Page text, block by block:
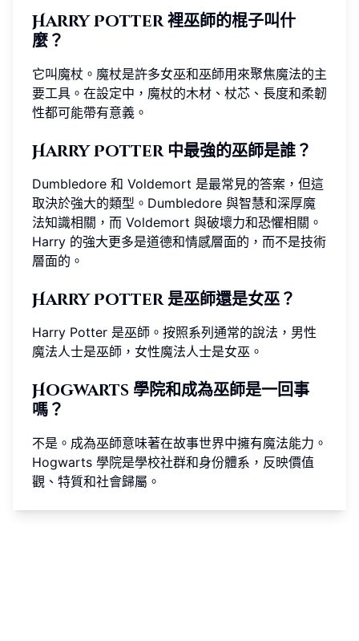
Harry Potter 裡巫師的棍子叫什
麼？
它叫魔杖。魔杖是許多女巫和巫師用來聚焦魔法的主
要工具。在設定中，魔杖的木材、杖芯、長度和柔韌
性都可能帶有意義。
Harry Potter 中最強的巫師是誰？
Dumbledore 和 Voldemort 是最常見的答案，但這
取決於強大的類型。Dumbledore 與智慧和深厚魔
法知識相關，而 Voldemort 與破壞力和恐懼相關。
Harry 的強大更多是道德和情感層面的，而不是技術
層面的。
Harry Potter 是巫師還是女巫？
Harry Potter 是巫師。按照系列通常的說法，男性
魔法人士是巫師，女性魔法人士是女巫。
Hogwarts 學院和成為巫師是一回事
嗎？
不是。成為巫師意味著在故事世界中擁有魔法能力。
Hogwarts 學院是學校社群和身份體系，反映價值
觀、特質和社會歸屬。